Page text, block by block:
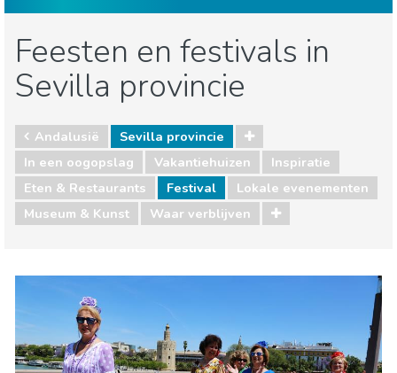
Feesten en festivals in
Sevilla provincie
Andalusië
Sevilla provincie
In een oogopslag
Vakantiehuizen
Inspiratie
Eten & Restaurants
Festival
Lokale evenementen
Museum & Kunst
Waar verblijven
Eten & Restaurants
Museum & Kunst
Waar verblijven